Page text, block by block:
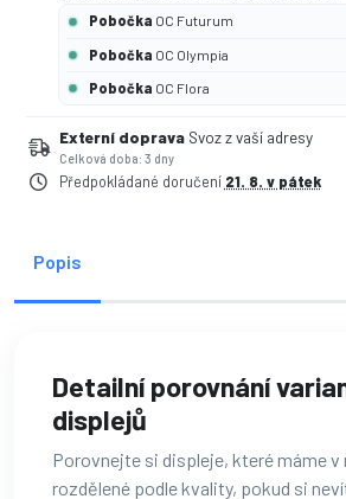
Pobočka OC Futurum
Pobočka OC Olympia
Pobočka OC Flora
Externí doprava Svoz z vaší adresy
Celková doba: 3 dny
Předpokládané doručení 21. 8. v pátek
Popis
Detailní porovnání
displejů
Porovnejte si displeje, které máme v
rozdělené podle kvality, pokud si